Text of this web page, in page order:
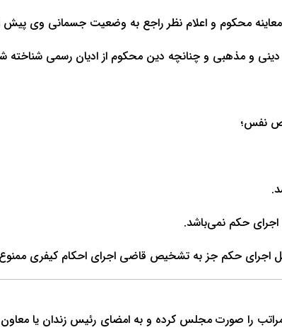
محکوم و اعلام نظر راجع به وضعیت جسمانی وی پیش
و مذهبی و چنان­چه دین محکوم از ادیان رسمی شناخته
نفس؛
حکم نمی‌باشد.
اجرای حکم جز به تشخیص قاضی اجرای احکام کیفری
را صورت مجلس کرده و به امضای رئیس زندان یا معاون